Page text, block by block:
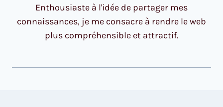
Enthousiaste à l'idée de partager mes
connaissances, je me consacre à rendre le web
plus compréhensible et attractif.